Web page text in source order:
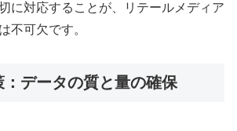
に対応することが、リテールメディア
不可欠です。
データの質と量の確保